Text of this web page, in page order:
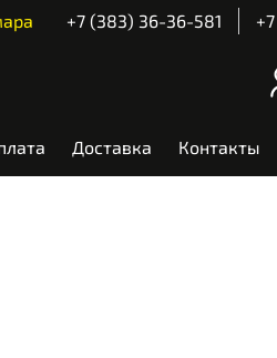
+7 (383) 36-36-581
Доставка Контакты